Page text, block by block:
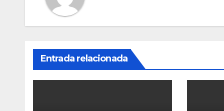
Entrada relacionada